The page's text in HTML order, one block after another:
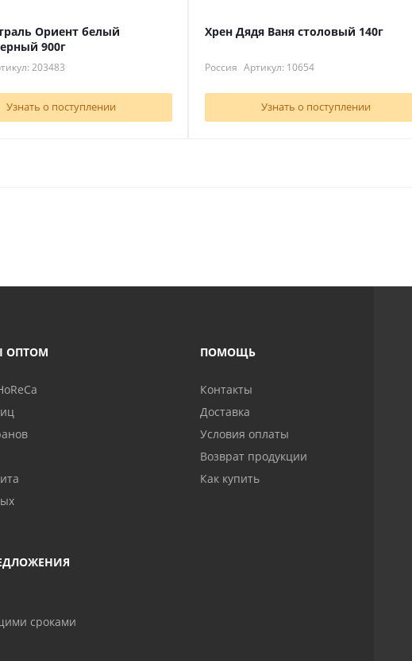
Ориент белый
900г
203483
Узнать о поступлении
Хрен Дядя Ваня столовый 140г
Россия Артикул: 10654
Узнать о поступлении
ОПТОМ
сроками
ПОМОЩЬ
Контакты
Доставка
Условия оплаты
Возврат продукции
Как купить